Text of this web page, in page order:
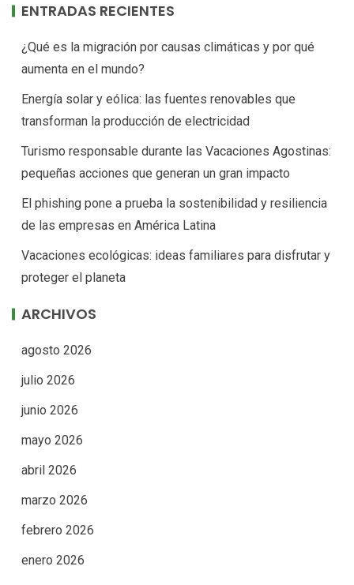
ENTRADAS RECIENTES
¿Qué es la migración por causas climáticas y por qué
aumenta en el mundo?
Energía solar y eólica: las fuentes renovables que
transforman la producción de electricidad
Turismo responsable durante las Vacaciones Agostinas:
pequeñas acciones que generan un gran impacto
El phishing pone a prueba la sostenibilidad y resiliencia
de las empresas en América Latina
Vacaciones ecológicas: ideas familiares para disfrutar y
proteger el planeta
ARCHIVOS
agosto 2026
julio 2026
junio 2026
mayo 2026
abril 2026
marzo 2026
febrero 2026
enero 2026